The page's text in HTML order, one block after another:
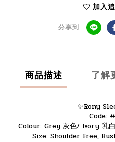
加入
分享到
商品描述 了解
✨Rony
Code:
Colour: Grey 灰色/ Ivory 乳
Size: Shoulder Free,